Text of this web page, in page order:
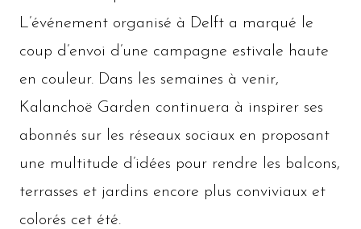
L’événement organisé à Delft a marqué le
coup d’envoi d’une campagne estivale haute
en couleur. Dans les semaines à venir,
Kalanchoë Garden continuera à inspirer ses
abonnés sur les réseaux sociaux en proposant
une multitude d’idées pour rendre les balcons,
terrasses et jardins encore plus conviviaux et
colorés cet été.